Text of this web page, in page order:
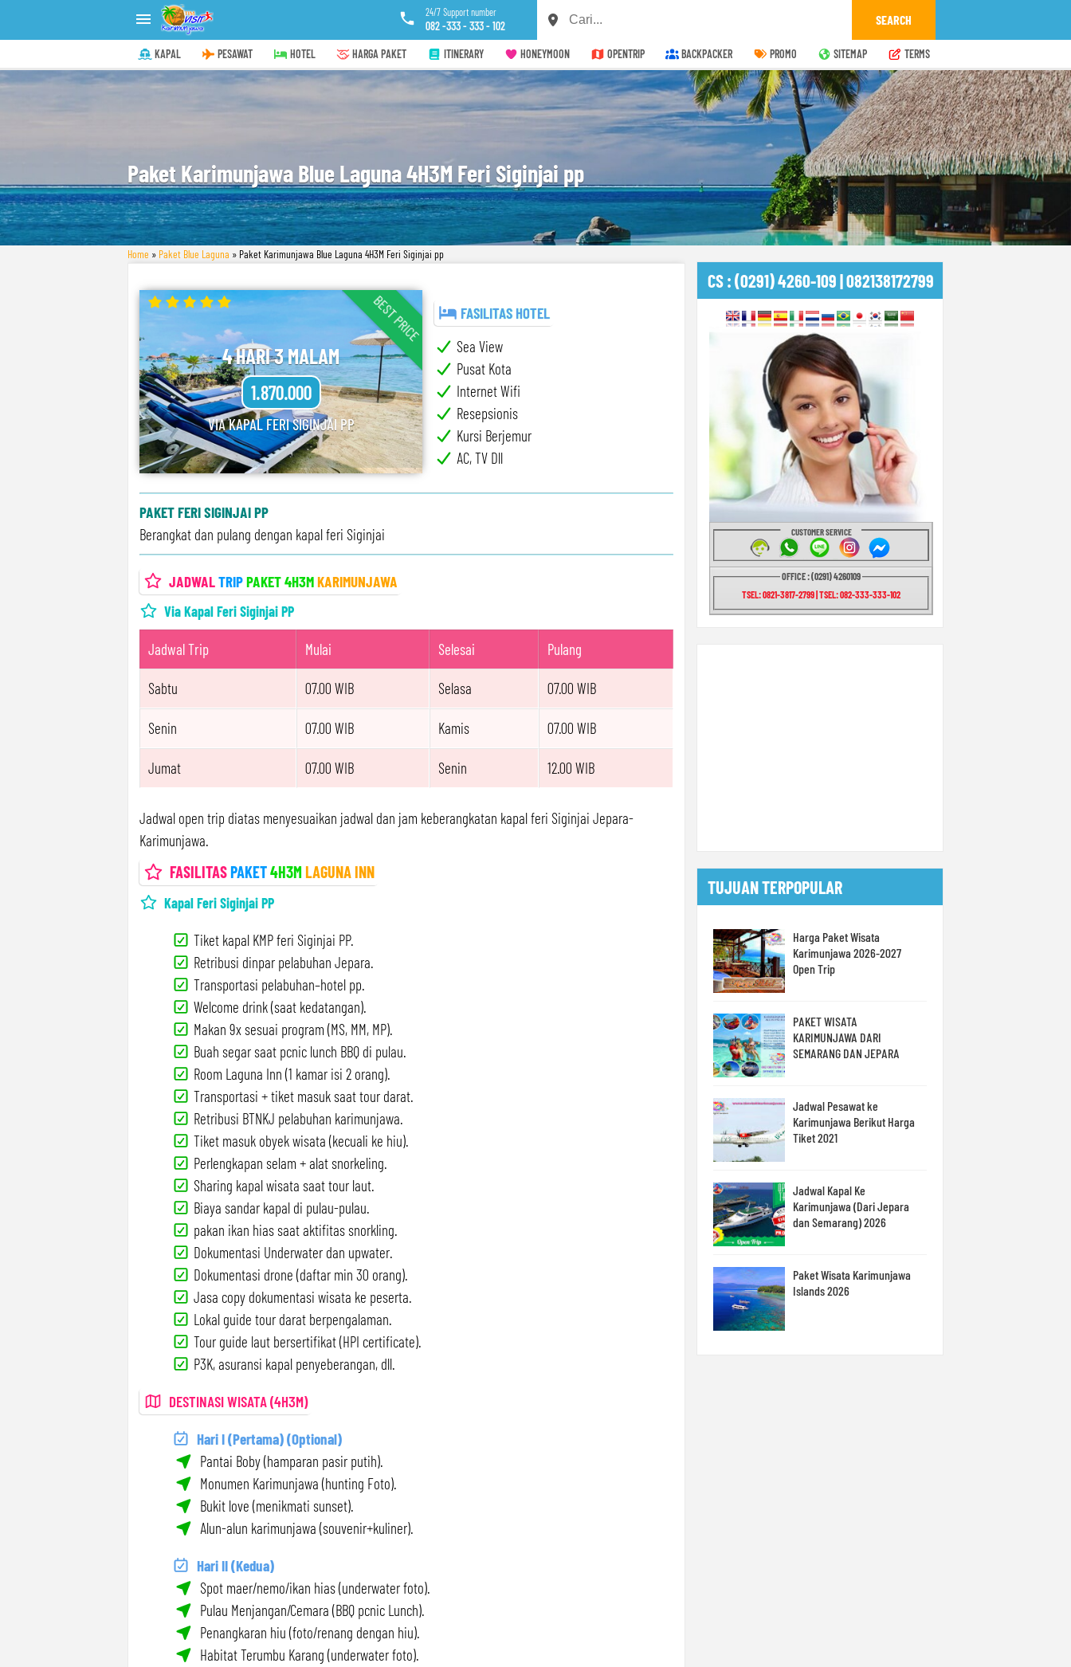
 24/7 Support number
082 -333 - 333 - 102
KAPAL PESAWAT HOTEL HARGA PAKET ITINERARY HONEYMOON OPENTRIP BACKPACKER PROMO SITEMAP TERMS
Paket Karimunjawa Blue Laguna 4H3M Feri Siginjai pp
Home » Paket Blue Laguna » Paket Karimunjawa Blue Laguna 4H3M Feri Siginjai pp
BEST PRICE
4 HARI 3 MALAM
1.870.000
VIA KAPAL FERI SIGINJAI PP
FASILITAS HOTEL
Sea View
Pusat Kota
Internet Wifi
Resepsionis
Kursi Berjemur
AC, TV Dll
PAKET FERI SIGINJAI PP
Berangkat dan pulang dengan kapal feri Siginjai
JADWALTRIPPAKET 4H3MKARIMUNJAWA
Via Kapal Feri Siginjai PP
Jadwal Trip Mulai Selesai Pulang
Sabtu 07.00 WIB Selasa 07.00 WIB
Senin 07.00 WIB Kamis 07.00 WIB
Jumat 07.00 WIB Senin 12.00 WIB
Jadwal open trip diatas menyesuaikan jadwal dan jam keberangkatan kapal feri Siginjai Jepara-
Karimunjawa.
FASILITASPAKET4H3MLAGUNA INN
Kapal Feri Siginjai PP
Tiket kapal KMP feri Siginjai PP.
Retribusi dinpar pelabuhan Jepara.
Transportasi pelabuhan–hotel pp.
Welcome drink (saat kedatangan).
Makan 9x sesuai program (MS, MM, MP).
Buah segar saat pcnic lunch BBQ di pulau.
Room Laguna Inn (1 kamar isi 2 orang).
Transportasi + tiket masuk saat tour darat.
Retribusi BTNKJ pelabuhan karimunjawa.
Tiket masuk obyek wisata (kecuali ke hiu).
Perlengkapan selam + alat snorkeling.
Sharing kapal wisata saat tour laut.
Biaya sandar kapal di pulau-pulau.
pakan ikan hias saat aktifitas snorkling.
Dokumentasi Underwater dan upwater.
Dokumentasi drone (daftar min 30 orang).
Jasa copy dokumentasi wisata ke peserta.
Lokal guide tour darat berpengalaman.
Tour guide laut bersertifikat (HPI certificate).
P3K, asuransi kapal penyeberangan, dll.
DESTINASI WISATA (4H3M)
Hari I (Pertama) (Optional)
Pantai Boby (hamparan pasir putih).
Monumen Karimunjawa (hunting Foto).
Bukit love (menikmati sunset).
Alun-alun karimunjawa (souvenir+kuliner).
Hari II (Kedua)
Spot maer/nemo/ikan hias (underwater foto).
Pulau Menjangan/Cemara (BBQ pcnic Lunch).
Penangkaran hiu (foto/renang dengan hiu).
Habitat Terumbu Karang (underwater foto).
CS : (0291) 4260-109 | 082138172799
CUSTOMER SERVICE
OFFICE : (0291) 4260109
TSEL: 0821-3817-2799 | TSEL: 082-333-333-102
TUJUAN TERPOPULAR
Harga Paket Wisata
Karimunjawa 2026-2027
Open Trip
PAKET WISATA
KARIMUNJAWA DARI
SEMARANG DAN JEPARA
Jadwal Pesawat ke
Karimunjawa Berikut Harga
Tiket 2021
Jadwal Kapal Ke
Karimunjawa (Dari Jepara
dan Semarang) 2026
Paket Wisata Karimunjawa
Islands 2026